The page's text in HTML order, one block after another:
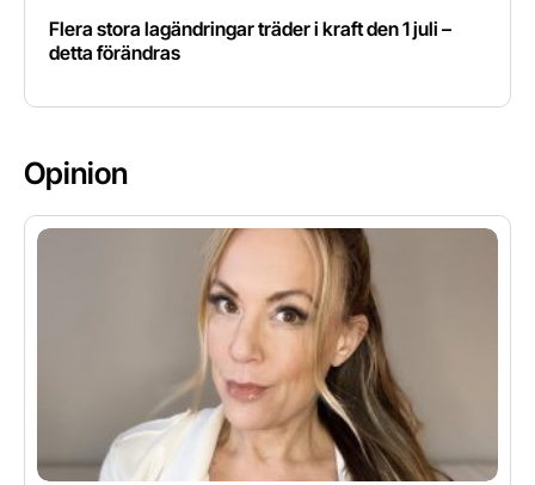
Flera stora lagändringar träder i kraft den 1 juli –
detta förändras
Opinion